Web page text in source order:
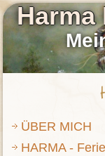
Harma
ÜBER MICH
HARMA -